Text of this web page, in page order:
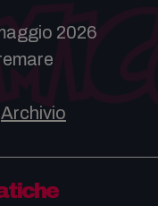
2026
Archivio